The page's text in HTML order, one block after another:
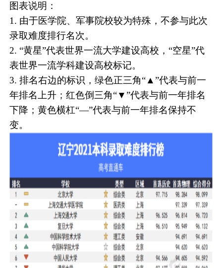
图表说明：
1. 由于医学院、军事院校较为特殊，不参与此次
录取难度排行名次。
2. “黄星”代表世界一流大学建设高校，“空星”代
表世界一流学科建设高校标记。
3. 排名右边的标识，绿色正三角“▲”代表与前一
年排名上升；红色倒三角“▼”代表与前一年排名
下降；黄色横杠“—”代表与前一年排名保持不
变。